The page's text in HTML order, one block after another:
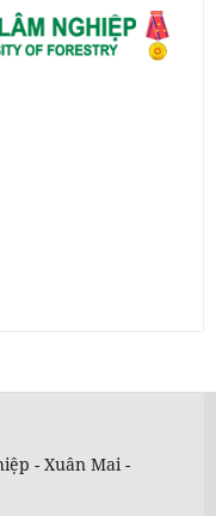
- Xuân Mai -